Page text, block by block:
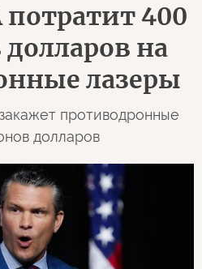
400
на
лазеры
противодронные
долларов